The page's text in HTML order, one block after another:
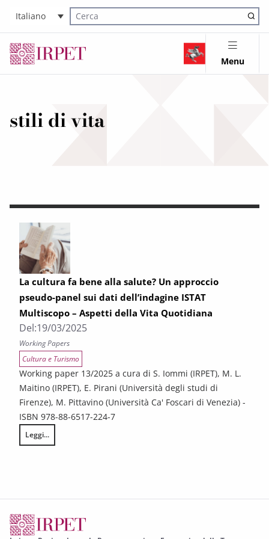
Italiano
Cerca nel sito
Menu
stili di vita
La cultura fa bene alla salute? Un approccio
pseudo-panel sui dati dell’indagine ISTAT
Multiscopo – Aspetti della Vita Quotidiana
Del:19/03/2025
Working Papers
Cultura e Turismo
Working paper 13/2025 a cura di S. Iommi (IRPET), M. L.
Maitino (IRPET), E. Pirani (Università degli studi di
Firenze), M. Pittavino (Università Ca' Foscari di Venezia) -
ISBN 978-88-6517-224-7
Leggi...
La cultura fa bene alla salute? Un approccio pseudo-panel sui dati